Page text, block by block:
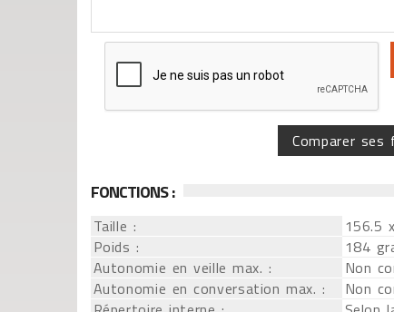
Comparer
FONCTIONS :
Taille :
156.5
Poids :
184
Autonomie en veille max. :
Non
Autonomie en conversation max. :
Non